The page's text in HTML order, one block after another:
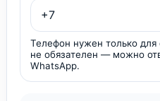
Телефон нужен только для
не обязателен — можно
WhatsApp.